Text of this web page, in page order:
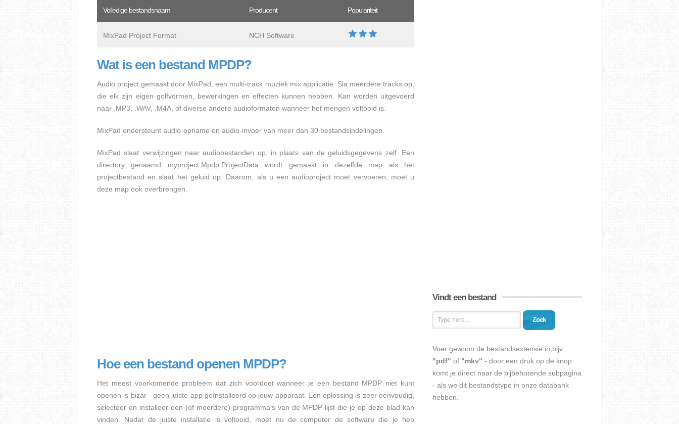
Volledige bestandsnaam Producent Populariteit
MixPad Project Format NCH Software
Wat is een bestand MPDP?
Audio project gemaakt door MixPad, een multi-track muziek mix applicatie. Sla meerdere tracks op,
die elk zijn eigen golfvormen, bewerkingen en effecten kunnen hebben. Kan worden uitgevoerd
naar .MP3, .WAV, .M4A, of diverse andere audioformaten wanneer het mengen voltooid is.
MixPad ondersteunt audio-opname en audio-invoer van meer dan 30 bestandsindelingen.
MixPad slaat verwijzingen naar audiobestanden op, in plaats van de geluidsgegevens zelf. Een
directory genaamd myproject.Mpdp.ProjectData wordt gemaakt in dezelfde map als het
projectbestand en slaat het geluid op. Daarom, als u een audioproject moet vervoeren, moet u
deze map ook overbrengen.
Hoe een bestand openen MPDP?
Het meest voorkomende probleem dat zich voordoet wanneer je een bestand MPDP niet kunt
openen is bizar - geen juiste app geïnstalleerd op jouw apparaat. Een oplossing is zeer eenvoudig,
selecteer en installeer een (of meerdere) programma's van de MPDP lijst die je op deze blad kan
vinden. Nadat de juiste installatie is voltooid, moet nu de computer de software die je heb
Vindt een bestand
Zoek
Voer gewoon de bestandsextensie in,bijv.
"pdf" of "mkv" - door een druk op de knop
komt je direct naar de bijbehorende subpagina
- als we dit bestandstype in onze databank
hebben.